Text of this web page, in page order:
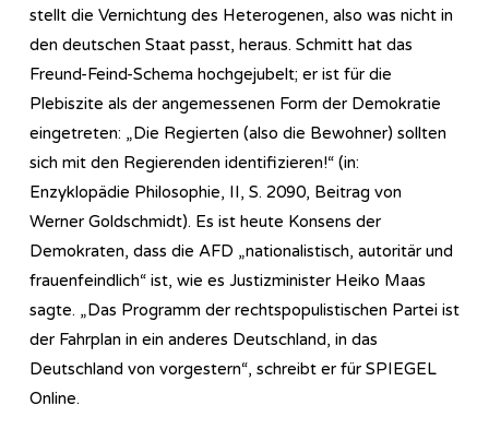
stellt die Vernichtung des Heterogenen, also was nicht in
den deutschen Staat passt, heraus. Schmitt hat das
Freund-Feind-Schema hochgejubelt; er ist für die
Plebiszite als der angemessenen Form der Demokratie
eingetreten: „Die Regierten (also die Bewohner) sollten
sich mit den Regierenden identifizieren!“ (in:
Enzyklopädie Philosophie, II, S. 2090, Beitrag von
Werner Goldschmidt). Es ist heute Konsens der
Demokraten, dass die AFD „nationalistisch, autoritär und
frauenfeindlich“ ist, wie es Justizminister Heiko Maas
sagte. „Das Programm der rechtspopulistischen Partei ist
der Fahrplan in ein anderes Deutschland, in das
Deutschland von vorgestern“, schreibt er für SPIEGEL
Online.